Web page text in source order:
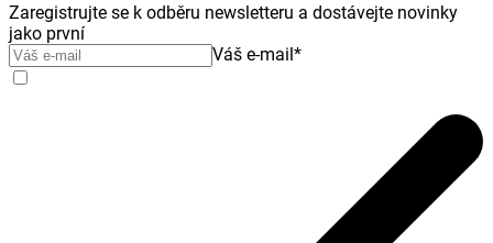
Zaregistrujte se k odběru newsletteru a dostávejte novinky
jako první
Váš e-mail*